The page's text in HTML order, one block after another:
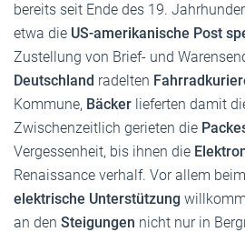
bereits seit Ende des 19.
etwa die US-amerikanische Post
Zustellung von Brief- und
Deutschland radelten
Kommune, Bäcker lieferten damit
Zwischenzeitlich gerieten die
Vergessenheit, bis ihnen die
Renaissance verhalf. Vor allem
elektrische Unterstützung
an den Steigungen nicht nur in